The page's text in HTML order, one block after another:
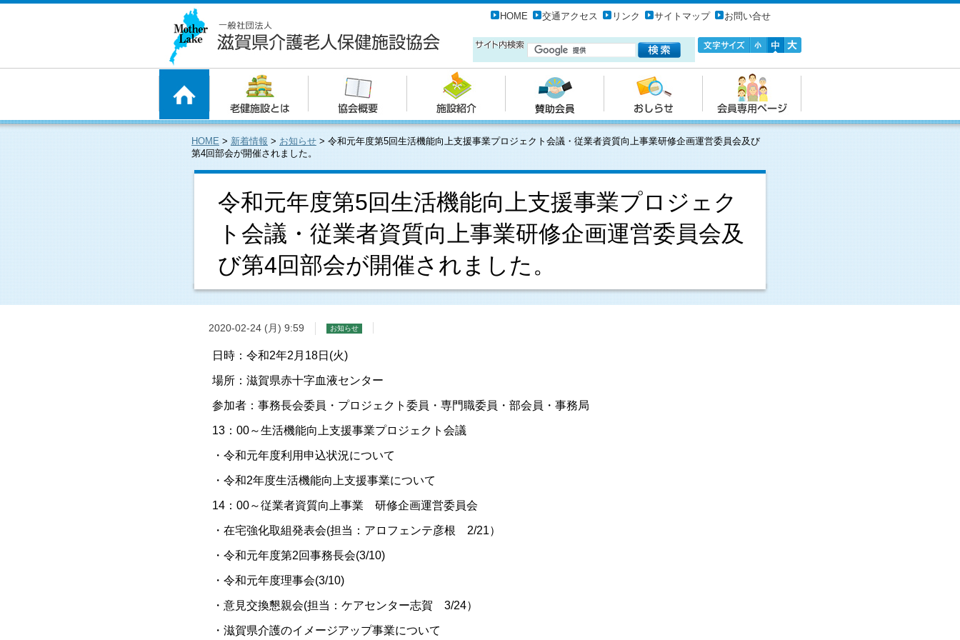
HOME 交通アクセス リンク サイトマップ お問い合せ
HOME>新着情報>お知らせ>令和元年度第5回生活機能向上支援事業プロジェクト会議・従業者資質向上事業研修企画運営委員会及び
第4回部会が開催されました。
令和元年度第5回生活機能向上支援事業プロジェク
ト会議・従業者資質向上事業研修企画運営委員会及
び第4回部会が開催されました。
2020-02-24 (月) 9:59 お知らせ
日時：令和2年2月18日(火)
場所：滋賀県赤十字血液センター
参加者：事務長会委員・プロジェクト委員・専門職委員・部会員・事務局
13：00～生活機能向上支援事業プロジェクト会議
・令和元年度利用申込状況について
・令和2年度生活機能向上支援事業について
14：00～従業者資質向上事業 研修企画運営委員会
・在宅強化取組発表会(担当：アロフェンテ彦根 2/21）
・令和元年度第2回事務長会(3/10)
・令和元年度理事会(3/10)
・意見交換懇親会(担当：ケアセンター志賀 3/24）
・滋賀県介護のイメージアップ事業について